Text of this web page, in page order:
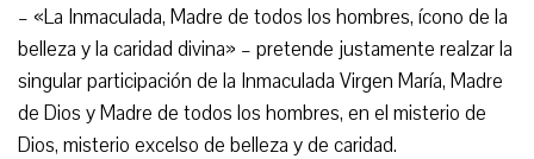
– «La Inmaculada, Madre de todos los hombres, ícono de la
belleza y la caridad divina» – pretende justamente realzar la
singular participación de la Inmaculada Virgen María, Madre
de Dios y Madre de todos los hombres, en el misterio de
Dios, misterio excelso de belleza y de caridad.